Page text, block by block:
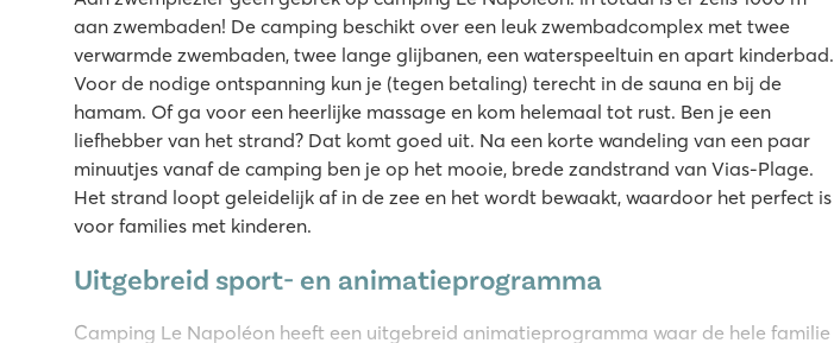
aan zwembaden! De camping beschikt over een leuk zwembadcomplex met twee
verwarmde zwembaden, twee lange glijbanen, een waterspeeltuin en apart kinderbad.
Voor de nodige ontspanning kun je (tegen betaling) terecht in de sauna en bij de
hamam. Of ga voor een heerlijke massage en kom helemaal tot rust. Ben je een
liefhebber van het strand? Dat komt goed uit. Na een korte wandeling van een paar
minuutjes vanaf de camping ben je op het mooie, brede zandstrand van Vias-Plage.
Het strand loopt geleidelijk af in de zee en het wordt bewaakt, waardoor het perfect is
voor families met kinderen.
Uitgebreid sport- en animatieprogramma
Camping Le Napoléon heeft een uitgebreid animatieprogramma waar de hele familie